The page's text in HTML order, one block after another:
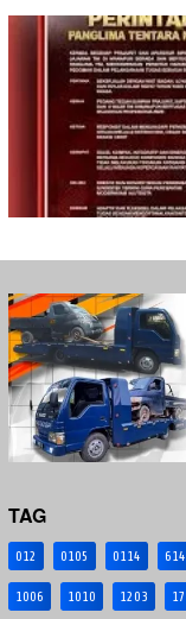
TAG
012 0105 0114 614
1006 1010 1203